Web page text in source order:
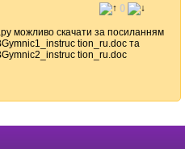
0
можливо скачати за посиланням
tion_ru.doc та
tion_ru.doc